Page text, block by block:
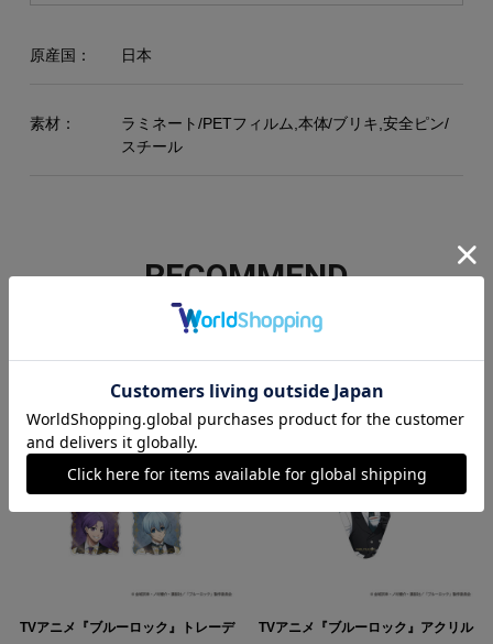
原産国： 日本
素材：
ラミネート/PETフィルム,本体/ブリキ,安全ピン/
スチール
RECOMMEND
TVアニメ『ブルーロック』トレーデ
TVアニメ『ブルーロック』アクリル